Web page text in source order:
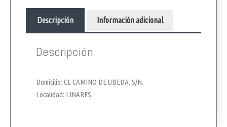
Descripción Información adicional
Descripción
Domicilio: CL CAMINO DE UBEDA, S/N.
Localidad: LINARES